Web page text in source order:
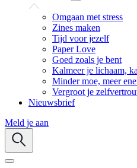
Omgaan met stress
Zines maken
Tijd voor jezelf
Paper Love
Goed zoals je bent
Kalmeer je lichaam,
Minder moe, meer
Vergroot je
Nieuwsbrief
Meld je aan